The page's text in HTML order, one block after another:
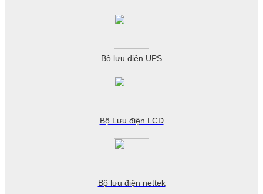
Bộ lưu điện UPS
Bộ Lưu điện LCD
Bộ lưu điện nettek